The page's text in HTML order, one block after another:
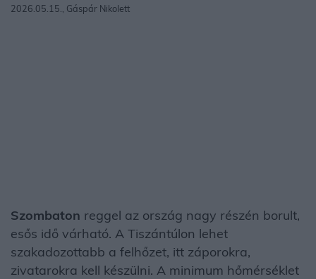
2026.05.15., Gáspár Nikolett
Szombaton reggel az ország nagy részén borult,
esős idő várható. A Tiszántúlon lehet
szakadozottabb a felhőzet, itt záporokra,
zivatarokra kell készülni. A minimum hőmérséklet